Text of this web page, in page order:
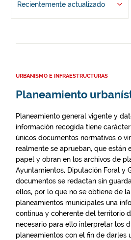
Recientemente actualizado
URBANISMO E INFRAESTRUCTURAS
Planeamiento
Planeamiento general vigente y
información recogida tiene
únicos documentos normativos o
realmente se aprueban, que están
papel y obran en los archivos de
Ayuntamientos, Diputación Foral y
documentos se redactan sin
ellos, por lo que no se obtiene de
planeamientos municipales una
continua y coherente del territorio
necesario para ello interpretar los
planeamientos con el fin de darles